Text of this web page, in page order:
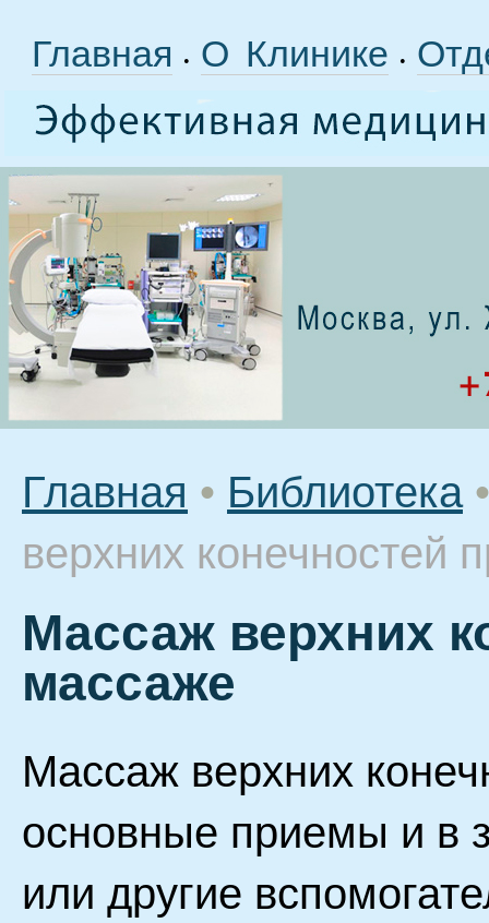
Главная • О Клинике •
Главная • Библиотека •
верхних
Массаж верхних
массаже
Массаж верхних
основные приемы и в
или другие